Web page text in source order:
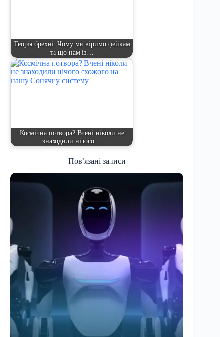
Теорія брехні. Чому ми віримо фейкам
та що нам із…
Космічна потвора? Вчені ніколи не
знаходили нічого…
Пов’язані записи